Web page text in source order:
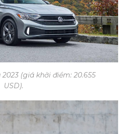
(giá khởi điểm: 20.655
USD).